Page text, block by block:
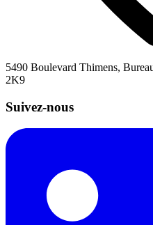
5490 Boulevard Thimens,
2K9
Suivez-nous